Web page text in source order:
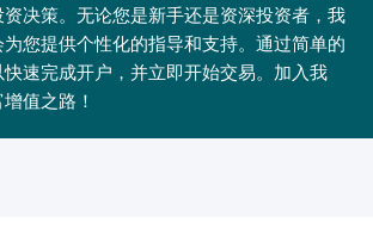
决策。无论您是新手还是资深投资者，我
您提供个性化的指导和支持。通过简单的
速完成开户，并立即开始交易。加入我
值之路！